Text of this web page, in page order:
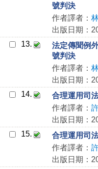
號判決
作者譯者：
出版日期：
13.
法定傳聞例
號判決
作者譯者：
出版日期：
14.
合理運用司
作者譯者：
出版日期：
15.
合理運用司
作者譯者：
出版日期：